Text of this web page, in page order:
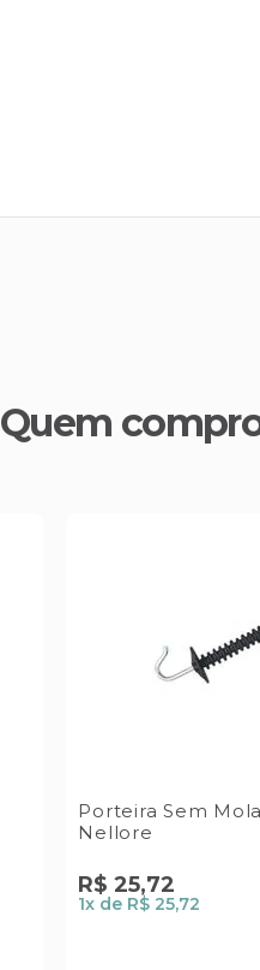
Quem
Porteira Sem
Nellore
R$ 25,72
1x de R$ 25,72